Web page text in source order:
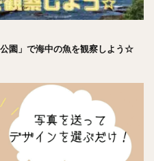
園」で海中の魚を観察しよう☆